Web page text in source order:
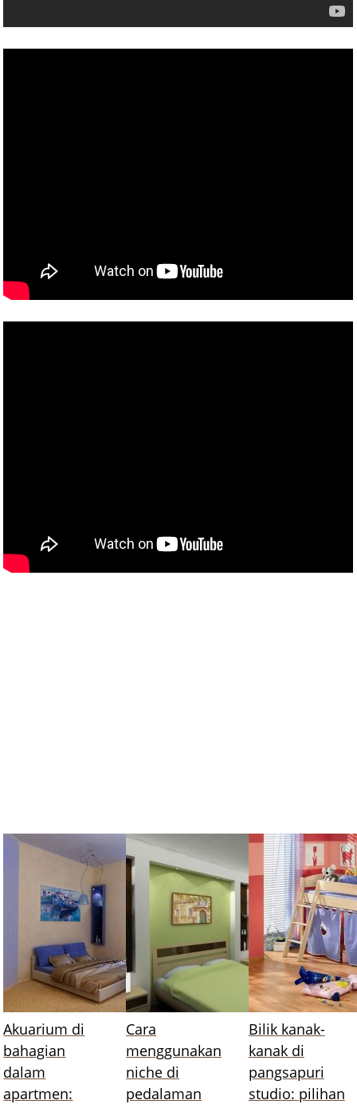
Akuarium di
bahagian
dalam
apartmen:
Cara
menggunakan
niche di
pedalaman
Bilik kanak-
kanak di
pangsapuri
studio: pilihan